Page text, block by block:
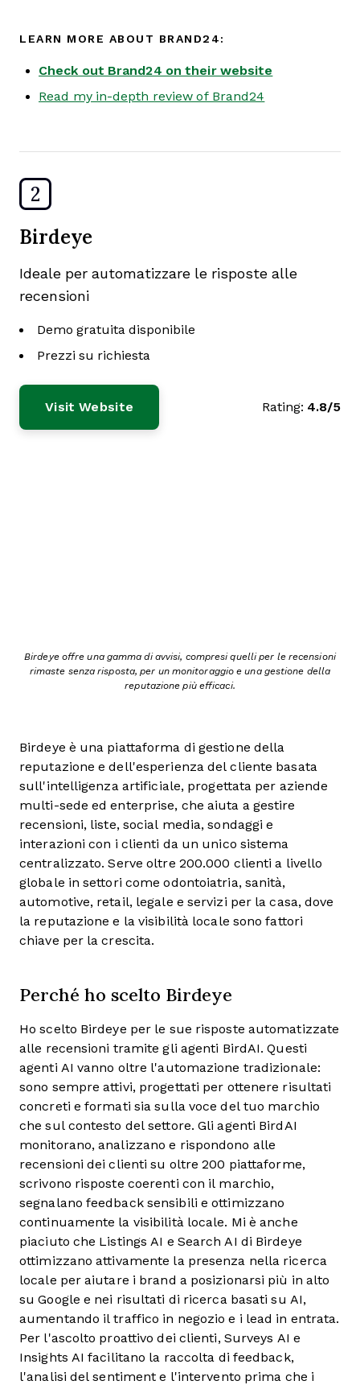
LEARN MORE ABOUT BRAND24:
Check out Brand24 on their website
Read my in-depth review of Brand24
2
Birdeye
Ideale per automatizzare le risposte alle
recensioni
Demo gratuita disponibile
Prezzi su richiesta
Visit Website Rating: 4.8/5
Birdeye offre una gamma di avvisi, compresi quelli per le recensioni
rimaste senza risposta, per un monitoraggio e una gestione della
reputazione più efficaci.
Birdeye è una piattaforma di gestione della
reputazione e dell'esperienza del cliente basata
sull'intelligenza artificiale, progettata per aziende
multi-sede ed enterprise, che aiuta a gestire
recensioni, liste, social media, sondaggi e
interazioni con i clienti da un unico sistema
centralizzato. Serve oltre 200.000 clienti a livello
globale in settori come odontoiatria, sanità,
automotive, retail, legale e servizi per la casa, dove
la reputazione e la visibilità locale sono fattori
chiave per la crescita.
Perché ho scelto Birdeye
Ho scelto Birdeye per le sue risposte automatizzate
alle recensioni tramite gli agenti BirdAI. Questi
agenti AI vanno oltre l'automazione tradizionale:
sono sempre attivi, progettati per ottenere risultati
concreti e formati sia sulla voce del tuo marchio
che sul contesto del settore. Gli agenti BirdAI
monitorano, analizzano e rispondono alle
recensioni dei clienti su oltre 200 piattaforme,
scrivono risposte coerenti con il marchio,
segnalano feedback sensibili e ottimizzano
continuamente la visibilità locale. Mi è anche
piaciuto che Listings AI e Search AI di Birdeye
ottimizzano attivamente la presenza nella ricerca
locale per aiutare i brand a posizionarsi più in alto
su Google e nei risultati di ricerca basati su AI,
aumentando il traffico in negozio e i lead in entrata.
Per l'ascolto proattivo dei clienti, Surveys AI e
Insights AI facilitano la raccolta di feedback,
l'analisi del sentiment e l'intervento prima che i